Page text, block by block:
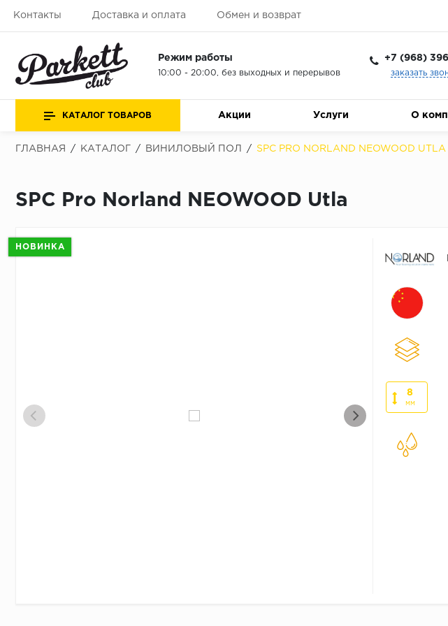
Контакты Доставка и оплата Обмен и возврат
Режим работы
10:00 - 20:00, без выходных и перерывов
+7 (968)
заказать
КАТАЛОГ ТОВАРОВ Акции Услуги О
ГЛАВНАЯ / КАТАЛОГ / ВИНИЛОВЫЙ ПОЛ / SPC PRO NORLAND NEOWOOD UTLA
SPC Pro Norland NEOWOOD Utla
НОВИНКА
8
мм